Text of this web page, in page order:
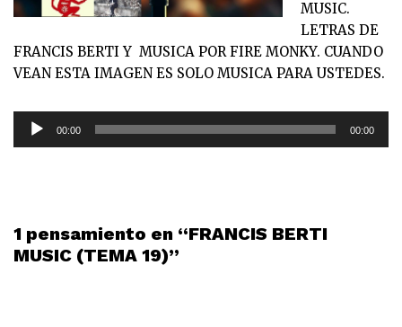
MUSIC.
LETRAS DE
FRANCIS BERTI Y MUSICA POR FIRE MONKY. CUANDO
VEAN ESTA IMAGEN ES SOLO MUSICA PARA USTEDES.
d
u
00:00 00:00
1 pensamiento en “FRANCIS BERTI
MUSIC (TEMA 19)”